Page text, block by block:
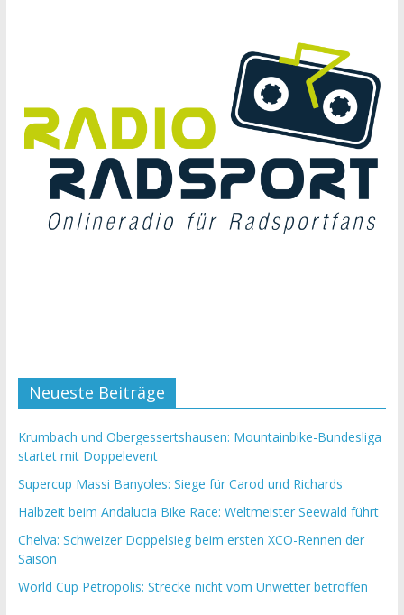
Neueste Beiträge
Krumbach und Obergessertshausen: Mountainbike-Bundesliga
startet mit Doppelevent
Supercup Massi Banyoles: Siege für Carod und Richards
Halbzeit beim Andalucia Bike Race: Weltmeister Seewald führt
Chelva: Schweizer Doppelsieg beim ersten XCO-Rennen der
Saison
World Cup Petropolis: Strecke nicht vom Unwetter betroffen